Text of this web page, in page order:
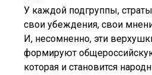
У каждой подгруппы,
свои убеждения, свои
И, несомненно, эти
формируют
которая и становится